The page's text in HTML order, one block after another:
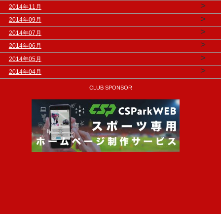
2014年11月 >
2014年09月 >
2014年07月 >
2014年06月 >
2014年05月 >
2014年04月 >
CLUB SPONSOR